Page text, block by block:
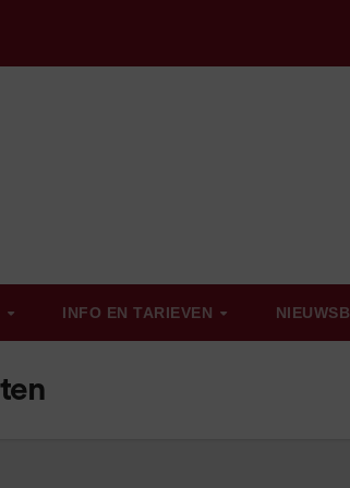
INFO EN TARIEVEN